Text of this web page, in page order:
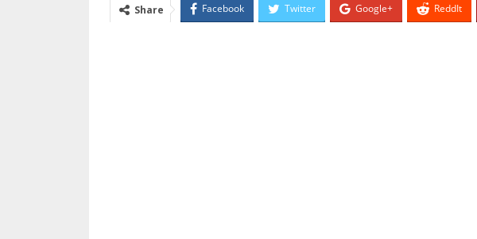
Share Facebook Twitter Google+ ReddIt